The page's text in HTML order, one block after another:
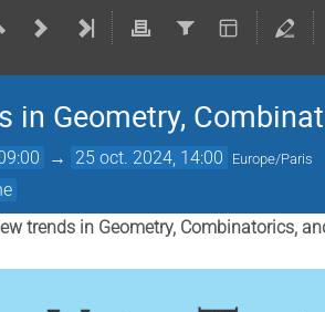
in Geometry,
→ 25 oct. 2024, 14:00 Europe/Paris
trends in Geometry, Combinatorics,